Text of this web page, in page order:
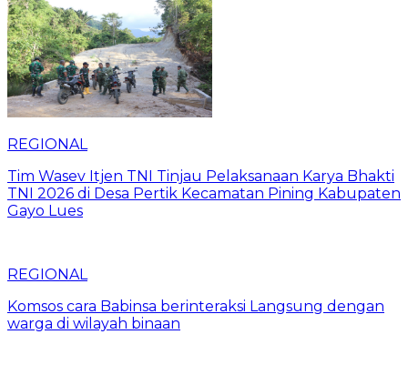
REGIONAL
Tim Wasev Itjen TNI Tinjau Pelaksanaan Karya Bhakti
TNI 2026 di Desa Pertik Kecamatan Pining Kabupaten
Gayo Lues
REGIONAL
Komsos cara Babinsa berinteraksi Langsung dengan
warga di wilayah binaan